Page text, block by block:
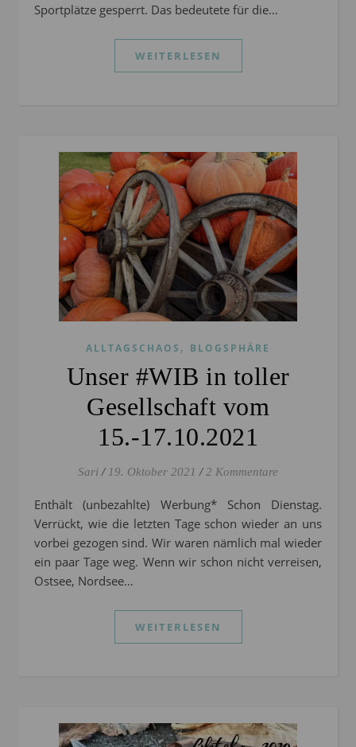
Sportplätze gesperrt. Das bedeutete für die…
WEITERLESEN
ALLTAGSCHAOS , BLOGSPHÄRE
Unser #WIB in toller
Gesellschaft vom
15.-17.10.2021
Sari / 19. Oktober 2021 / 2 Kommentare
Enthält (unbezahlte) Werbung* Schon Dienstag.
Verrückt, wie die letzten Tage schon wieder an uns
vorbei gezogen sind. Wir waren nämlich mal wieder
ein paar Tage weg. Wenn wir schon nicht verreisen,
Ostsee, Nordsee…
WEITERLESEN